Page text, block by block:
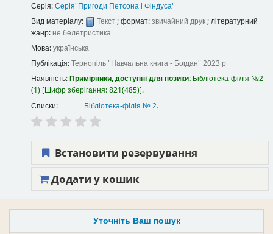
Уточніть Ваш пошук
Серія:Серія"Пригоди Петсона і Фіндуса"
Вид матеріалу:
Текст; формат:звичайний друк; літературний
жанр: не белетристика
Мова:українська
Публікація:Тернопіль"Навчальна книга - Богдан" 2023 р
Наявність:Примірники, доступні для позики: Бібліотека-філія №2
(1) Шифр зберігання:821(485) .
Списки:
Бібліотека-філія № 2.
Встановити резервування
Додати у кошик